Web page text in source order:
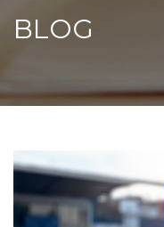
BLOG